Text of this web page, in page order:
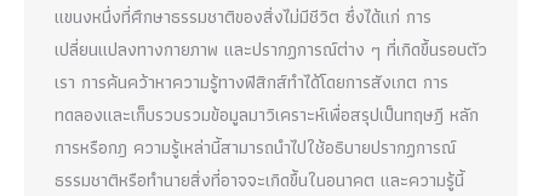
แขนงหนึ่งที่ศึกษาธรรมชาติของสิ่งไม่มีชีวิต ซึ่งได้แก่ การ
เปลี่ยนแปลงทางกายภาพ และปรากฏการณ์ต่าง ๆ ที่เกิดขึ้นรอบตัว
เรา การค้นคว้าหาความรู้ทางฟิสิกส์ทำได้โดยการสังเกต การ
ทดลองและเก็บรวบรวมข้อมูลมาวิเคราะห์เพื่อสรุปเป็นทฤษฎี หลัก
การหรือกฎ ความรู้เหล่านี้สามารถนำไปใช้อธิบายปรากฏการณ์
ธรรมชาติหรือทำนายสิ่งที่อาจจะเกิดขึ้นในอนาคต และความรู้นี้